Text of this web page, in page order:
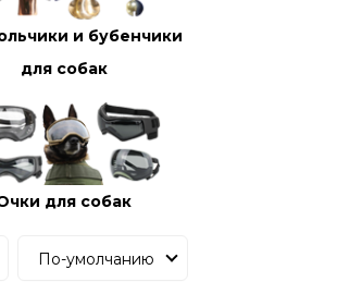
и бубенчики
для собак
для собак
По-умолчанию